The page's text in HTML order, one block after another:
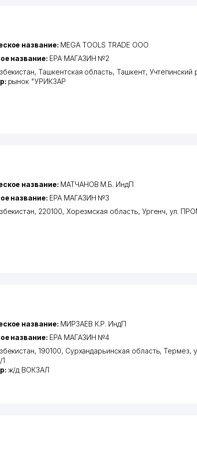
название: MEGA TOOLS TRADE ООО
название: EPA МАГАЗИН №2
Ташкентская область,Ташкент, Учтепинский
рынок "УРИКЗАР
название: МАТЧАНОВ М.Б. ИндП
название: EPA МАГАЗИН №3
220100, Хорезмская область, Ургенч,ул.
название: МИРЗАЕВ К.Р. ИндП
название: EPA МАГАЗИН №4
190100, Сурхандарьинская область,Термез,
ж/д ВОКЗАЛ